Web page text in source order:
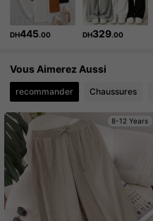
DH445.00 DH329.00
Vous Aimerez Aussi
recommander Chaussures
8-12 Years